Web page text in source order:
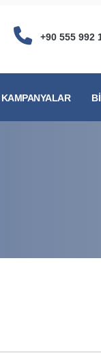
+90 555 992
KAMPANYALAR